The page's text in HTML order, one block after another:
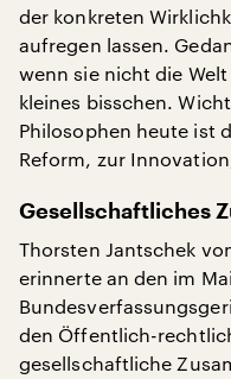
der konkreten
aufregen lassen.
wenn sie nicht die
kleines bisschen.
Philosophen heute ist
Reform, zur
Gesellschaftliches
Thorsten Jantschek
erinnerte an den im
den Öffentlich-
gesellschaftliche